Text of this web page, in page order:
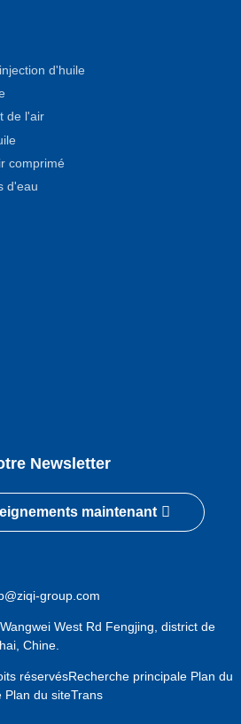
d'huile
de l'air
comprimé
d'eau
Newsletter
maintenant
group.com
West Rd Fengjing, district de
Chine.
réservésRecherche principale Plan du
Plan du siteTrans